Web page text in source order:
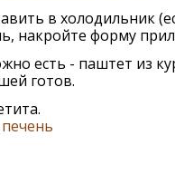
в холодильник
накройте форму
есть - паштет из
готов.
печень